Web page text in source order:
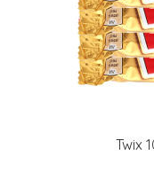
Twix